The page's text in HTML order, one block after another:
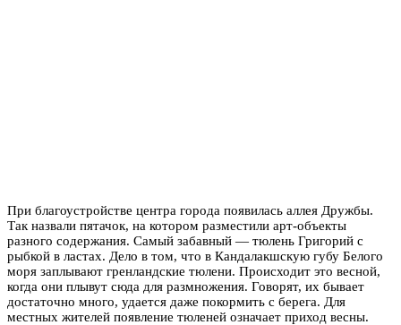
​​​​​​​При благоустройстве центра города появилась аллея Дружбы.
Так назвали пятачок, на котором разместили арт-объекты
разного содержания. Самый забавный — тюлень Григорий с
рыбкой в ластах. Дело в том, что в Кандалакшскую губу Белого
моря заплывают гренландские тюлени. Происходит это весной,
когда они плывут сюда для размножения. Говорят, их бывает
достаточно много, удается даже покормить с берега. Для
местных жителей появление тюленей означает приход весны.